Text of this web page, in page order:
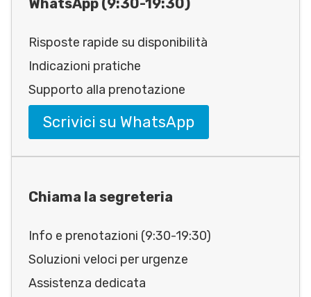
WhatsApp (9:30-19:30)
Risposte rapide su disponibilità
Indicazioni pratiche
Supporto alla prenotazione
Scrivici su WhatsApp
Chiama la segreteria
Info e prenotazioni (9:30-19:30)
Soluzioni veloci per urgenze
Assistenza dedicata